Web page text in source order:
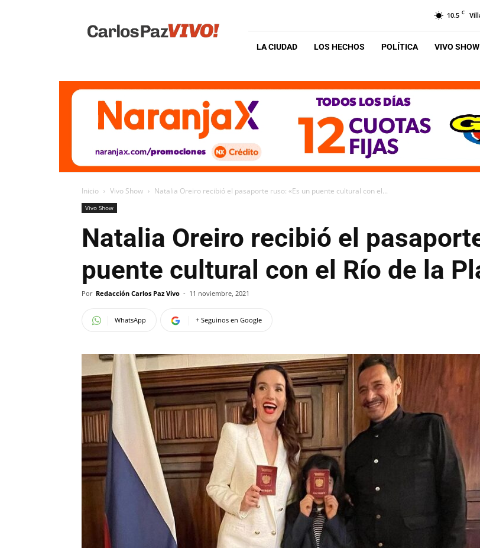
Vivo
10.5 C
LA CIUDAD LOS HECHOS POLÍTICA VIVO SHOW
Inicio Vivo Show Natalia Oreiro recibió el pasaporte ruso: «Es un puente cultural con el...
Vivo Show
Natalia Oreiro recibió el
puente cultural con el Río de la
Por Redacción Carlos Paz Vivo - 11 noviembre, 2021
WhatsApp + Seguinos en Google